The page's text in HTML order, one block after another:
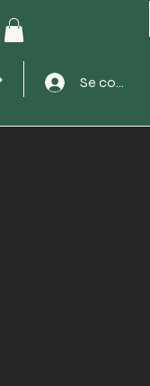
Se